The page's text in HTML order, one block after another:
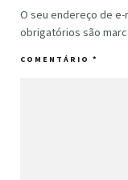
O seu endereço de
obrigatórios são
COMENTÁRIO *